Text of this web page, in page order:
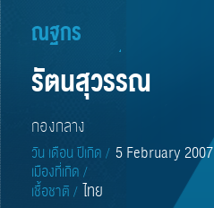
ณฐกร
รัตนสุวรรณ
กองกลาง
วัน เดือน ปีเกิด / 5 February 2007
เมืองที่เกิด /
เชื้อชาติ / ไทย